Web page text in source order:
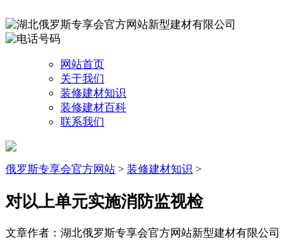
网站首页
关于我们
装修建材知识
装修建材百科
联系我们
俄罗斯专享会官方网站 > 装修建材知识 >
对以上单元实施消防监视检
文章作者：湖北俄罗斯专享会官方网站新型建材有限公司